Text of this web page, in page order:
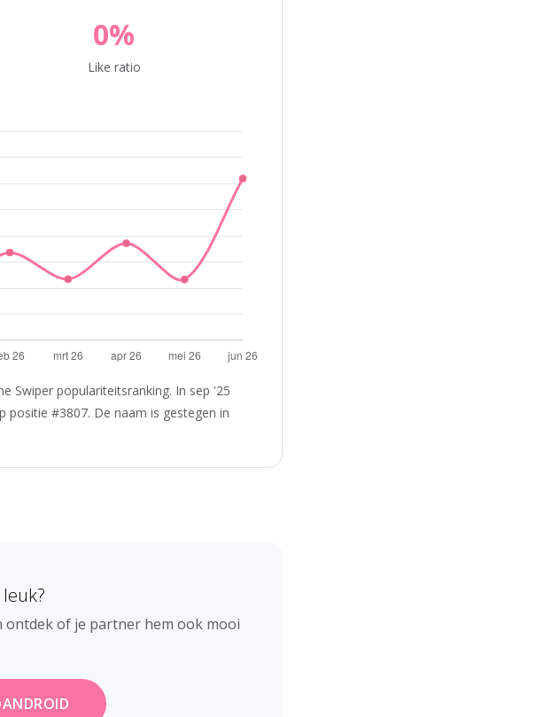
0%
Like ratio
Swiper populariteitsranking. In sep '25
#3807. De naam is gestegen in
ontdek of je partner hem ook mooi
ANDROID